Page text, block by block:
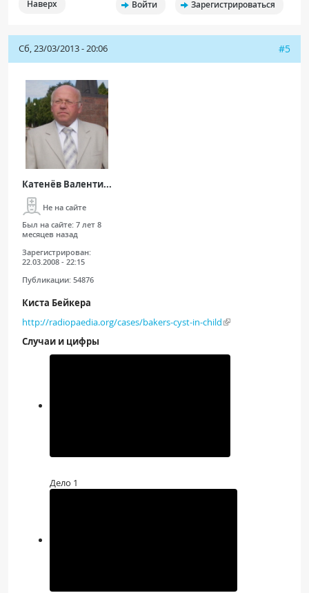
Наверх Войти Зарегистрироваться
Сб, 23/03/2013 - 20:06 #5
Катенёв Валенти...
Не на сайте
Был на сайте: 7 лет 8
месяцев назад
Зарегистрирован:
22.03.2008 - 22:15
Публикации: 54876
Киста Бейкера
http://radiopaedia.org/cases/bakers-cyst-in-child
Случаи и цифры
Дело 1